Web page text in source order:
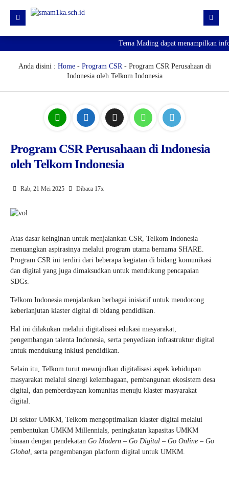
PROFIL
PJJ
Tema Mading dapat menampilkan
Anda disini : Home- Program CSR- Program CSR Perusahaan di
Indonesia oleh Telkom Indonesia
Program CSR Perusahaan di Indonesia
oleh Telkom Indonesia
Rab, 21 Mei 2025 Dibaca 17x
Atas dasar keinginan untuk menjalankan CSR, Telkom Indonesia
menuangkan aspirasinya melalui program utama bernama SHARE.
Program CSR ini terdiri dari beberapa kegiatan di bidang komunikasi
dan digital yang juga dimaksudkan untuk mendukung pencapaian
SDGs.
Telkom Indonesia menjalankan berbagai inisiatif untuk mendorong
keberlanjutan klaster digital di bidang pendidikan.
Hal ini dilakukan melalui digitalisasi edukasi masyarakat,
pengembangan talenta Indonesia, serta penyediaan infrastruktur digital
untuk mendukung inklusi pendidikan.
Selain itu, Telkom turut mewujudkan digitalisasi aspek kehidupan
masyarakat melalui sinergi kelembagaan, pembangunan ekosistem desa
digital, dan pemberdayaan komunitas menuju klaster masyarakat
digital.
Di sektor UMKM, Telkom mengoptimalkan klaster digital melalui
pembentukan UMKM Millennials, peningkatan kapasitas UMKM
binaan dengan pendekatan Go Modern – Go Digital – Go Online – Go
Global, serta pengembangan platform digital untuk UMKM.